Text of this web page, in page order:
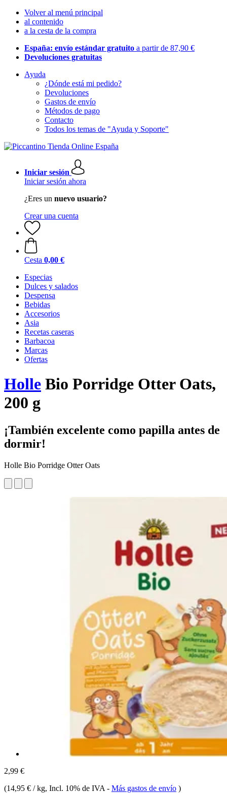
Volver al menú principal
al contenido
a la cesta de la compra
España: envío estándar gratuito a partir de 87,90 €
Devoluciones gratuitas
Ayuda
¿Dónde está mi pedido?
Devoluciones
Gastos de envío
Métodos de pago
Contacto
Todos los temas de "Ayuda y Soporte"
Iniciar sesión
Iniciar sesión ahora
¿Eres un nuevo usuario?
Crear una cuenta
Cesta 0,00 €
Especias
Dulces y salados
Despensa
Bebidas
Accesorios
Asia
Recetas caseras
Barbacoa
Marcas
Ofertas
Holle Bio Porridge Otter Oats,
200 g
¡También excelente como papilla antes de
dormir!
Holle Bio Porridge Otter Oats
2,99 €
(14,95 € / kg, Incl. 10% de IVA - Más gastos de envío )